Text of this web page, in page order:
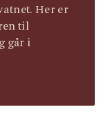
Her er
til
går i